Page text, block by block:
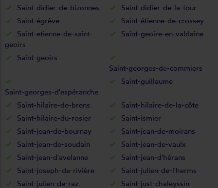
Saint-didier-de-bizonnes
Saint-didier-de-la-tour
Saint-égrève
Saint-étienne-de-crossey
Saint-etienne-de-saint-
geoirs
Saint-geoire-en-valdaine
Saint-geoirs
Saint-georges-de-commiers
Saint-georges-d'espéranche
Saint-guillaume
Saint-hilaire-de-brens
Saint-hilaire-de-la-côte
Saint-hilaire-du-rosier
Saint-ismier
Saint-jean-de-bournay
Saint-jean-de-moirans
Saint-jean-de-soudain
Saint-jean-de-vaulx
Saint-jean-d'avelanne
Saint-jean-d'hérans
Saint-joseph-de-rivière
Saint-julien-de-l'herms
Saint-julien-de-raz
Saint-just-chaleyssin